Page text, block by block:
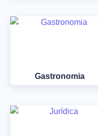
Gastronomia